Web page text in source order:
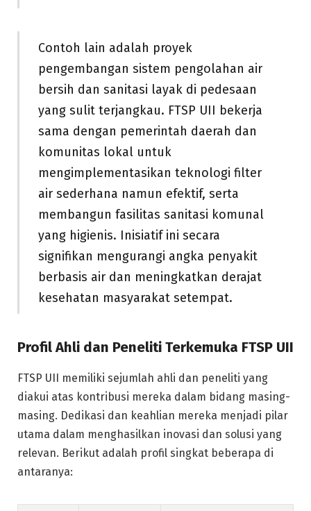
Contoh lain adalah proyek
pengembangan sistem pengolahan air
bersih dan sanitasi layak di pedesaan
yang sulit terjangkau. FTSP UII bekerja
sama dengan pemerintah daerah dan
komunitas lokal untuk
mengimplementasikan teknologi filter
air sederhana namun efektif, serta
membangun fasilitas sanitasi komunal
yang higienis. Inisiatif ini secara
signifikan mengurangi angka penyakit
berbasis air dan meningkatkan derajat
kesehatan masyarakat setempat.
Profil Ahli dan Peneliti Terkemuka FTSP UII
FTSP UII memiliki sejumlah ahli dan peneliti yang
diakui atas kontribusi mereka dalam bidang masing-
masing. Dedikasi dan keahlian mereka menjadi pilar
utama dalam menghasilkan inovasi dan solusi yang
relevan. Berikut adalah profil singkat beberapa di
antaranya: